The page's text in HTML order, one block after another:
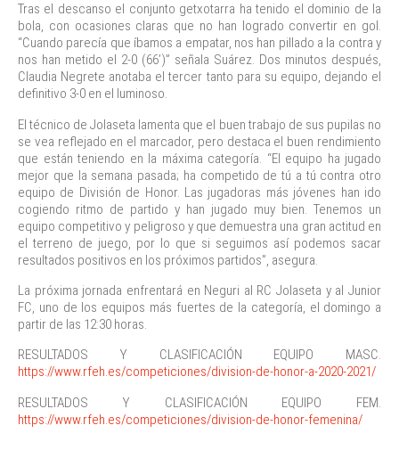
Tras el descanso el conjunto getxotarra ha tenido el dominio de la
bola, con ocasiones claras que no han logrado convertir en gol.
“Cuando parecía que íbamos a empatar, nos han pillado a la contra y
nos han metido el 2-0 (66’)” señala Suárez. Dos minutos después,
Claudia Negrete anotaba el tercer tanto para su equipo, dejando el
definitivo 3-0 en el luminoso.
El técnico de Jolaseta lamenta que el buen trabajo de sus pupilas no
se vea reflejado en el marcador, pero destaca el buen rendimiento
que están teniendo en la máxima categoría. “El equipo ha jugado
mejor que la semana pasada; ha competido de tú a tú contra otro
equipo de División de Honor. Las jugadoras más jóvenes han ido
cogiendo ritmo de partido y han jugado muy bien. Tenemos un
equipo competitivo y peligroso y que demuestra una gran actitud en
el terreno de juego, por lo que si seguimos así podemos sacar
resultados positivos en los próximos partidos”, asegura.
La próxima jornada enfrentará en Neguri al RC Jolaseta y al Junior
FC, uno de los equipos más fuertes de la categoría, el domingo a
partir de las 12:30 horas.
RESULTADOS Y CLASIFICACIÓN EQUIPO MASC.
https://www.rfeh.es/competiciones/division-de-honor-a-2020-2021/
RESULTADOS Y CLASIFICACIÓN EQUIPO FEM.
https://www.rfeh.es/competiciones/division-de-honor-femenina/